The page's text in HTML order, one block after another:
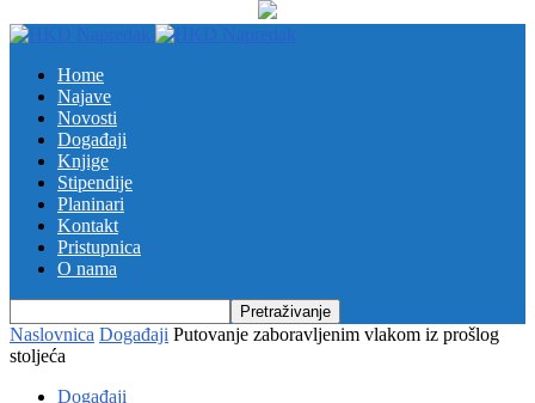
Home
Najave
Novosti
Događaji
Knjige
Stipendije
Planinari
Kontakt
Pristupnica
O nama
Naslovnica Događaji Putovanje zaboravljenim vlakom iz prošlog
stoljeća
Događaji